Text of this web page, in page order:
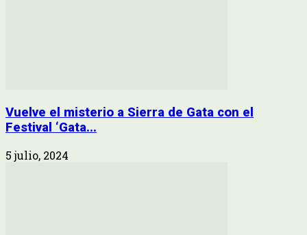
Vuelve el misterio a Sierra de Gata con el
Festival ‘Gata...
5 julio, 2024